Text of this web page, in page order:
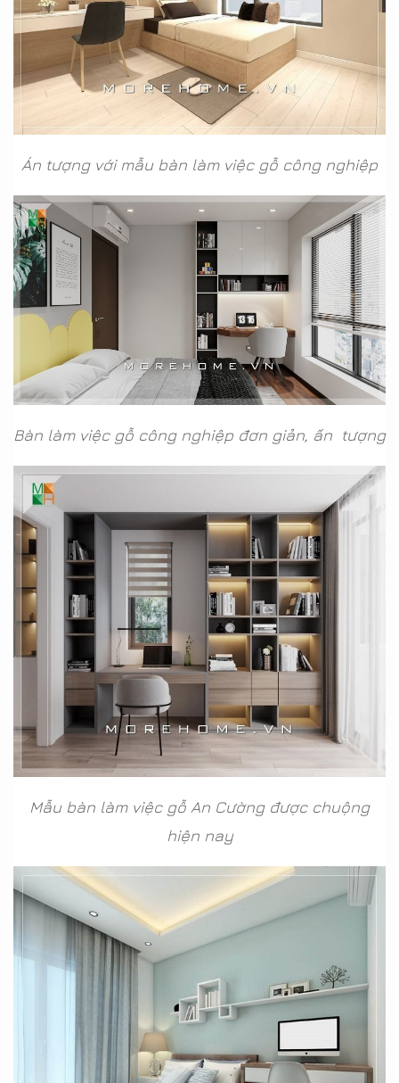
Án tượng với mẫu bàn làm việc gỗ công nghiệp
Bàn làm việc gỗ công nghiệp đơn giản, ấn tượng
Mẫu bàn làm việc gỗ An Cường được chuộng
hiện nay